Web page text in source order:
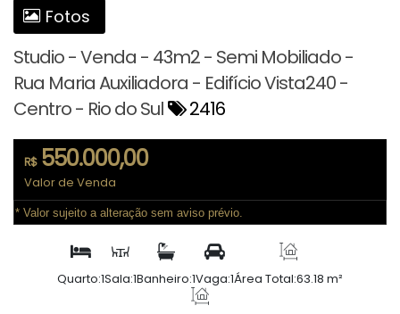
Fotos
Studio - Venda - 43m2 - Semi Mobiliado -
Rua Maria Auxiliadora - Edifício Vista240 -
Centro - Rio do Sul
2416
R$550.000,00
Valor de Venda
* Valor sujeito a alteração sem aviso prévio.
Quarto:1Sala:1Banheiro:1Vaga:1Área Total:63.18 m²